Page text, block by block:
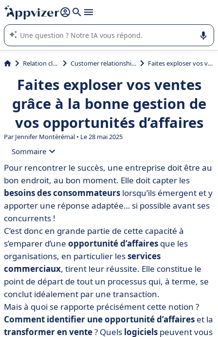
répondre (plusieurs lignes avec
L'IA de Appvizer vous guide dans l'utilisation ou la sélection de
logiciel SaaS en entreprise.
Relation client et vente Customer relationship management (CRM) Faites exploser vos ventes grâce à la bonne gestion de vos opportunités d’affaires
Faites exploser vos ventes
grâce à la bonne gestion de
vos opportunités d’affaires
ParJennifer Montérémal • Le 28 mai 2025
Sommaire
• Qu'entend-on par opportunité d’affaires ?
• Quelle différence entre opportunité d'affaires et lead ?
• Que contient l’opportunité d’affaires ?
• Comment trouver des opportunités d’affaires en 3
étapes ?
• Exemples d'opportunités d'affaires
• Quels outils pour gérer vos opportunités d’affaires ?
• Opportunité d’affaires : que retenir ?
Pour rencontrer le succès, une entreprise doit être au
bon endroit, au bon moment. Elle doit capter les
besoins des consommateurs lorsqu’ils émergent et y
apporter une réponse adaptée… si possible avant ses
concurrents !
C’est donc en grande partie de cette capacité à
s’emparer d’une opportunité d’affaires que les
organisations, en particulier lesservices
commerciaux, tirent leur réussite. Elle constitue le
point de départ de tout un processus qui, à terme, se
conclut idéalement par une transaction.
Mais à quoi se rapporte précisément cette notion ?
Comment identifier une opportunité d’affaires et la
transformer en vente? Quels logiciels peuvent vous